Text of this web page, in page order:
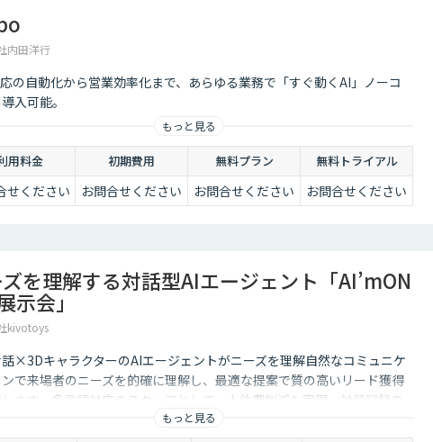
内田洋行
の自動化から営業効率化まで、あらゆる業務で「すぐ動くAI」ノーコ
入可能。
もっと見る
用料金 初期費用 無料プラン 無料トライアル
せください お問合せください お問合せください お問合せください
を理解する対話型AIエージェント「AI’mON
示会」
kivotoys
×3DキャラクターのAIエージェントがニーズを理解自然なコミュニケ
で来場者のニーズを的確に理解し、最適な提案で質の高いリード獲得
します。多言語対応のスタッフとして、人件費削減も実現。対話記録の
分析で展示会後の追客も確実な成果へ。
もっと見る